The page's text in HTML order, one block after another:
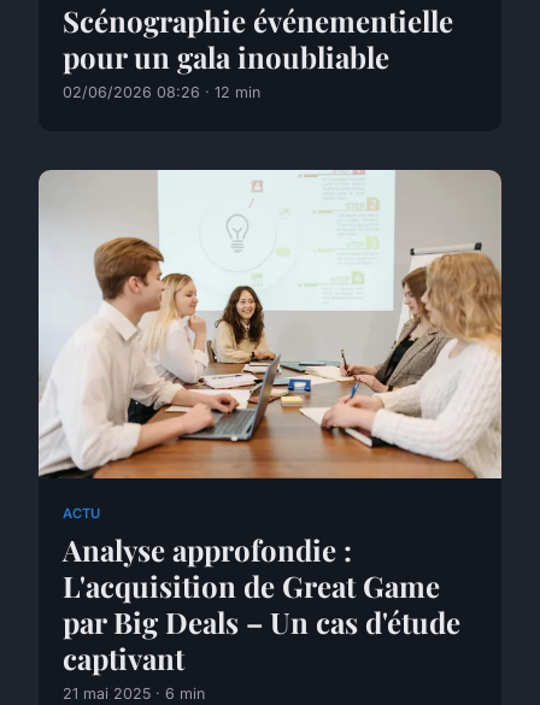
Scénographie événementielle
pour un gala inoubliable
02/06/2026 08:26 · 12 min
ACTU
Analyse approfondie :
L'acquisition de Great Game
par Big Deals – Un cas d'étude
captivant
21 mai 2025 · 6 min